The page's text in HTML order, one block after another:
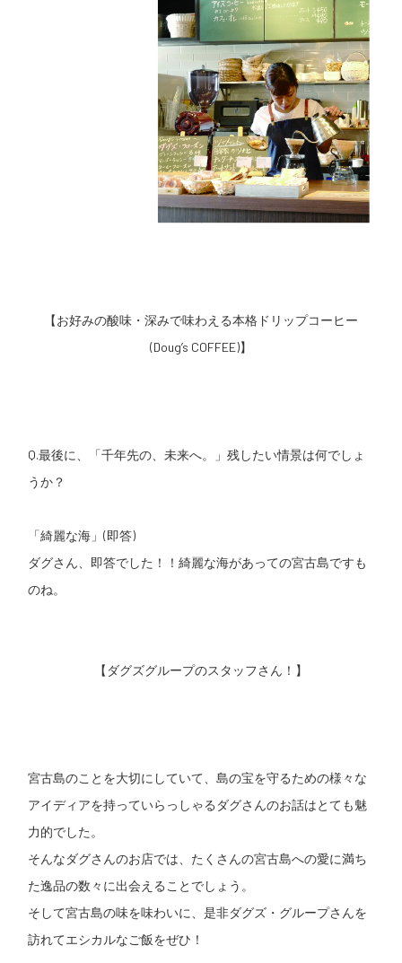
【お好みの酸味・深みで味わえる本格ドリップコーヒー
(Doug’s COFFEE)】
Q.最後に、「千年先の、未来へ。」残したい情景は何でしょ
うか？
「綺麗な海」(即答)
ダグさん、即答でした！！綺麗な海があっての宮古島ですも
のね。
【ダグズグループのスタッフさん！】
宮古島のことを大切にしていて、島の宝を守るための様々な
アイディアを持っていらっしゃるダグさんのお話はとても魅
力的でした。
そんなダグさんのお店では、たくさんの宮古島への愛に満ち
た逸品の数々に出会えることでしょう。
そして宮古島の味を味わいに、是非ダグズ・グループさんを
訪れてエシカルなご飯をぜひ！